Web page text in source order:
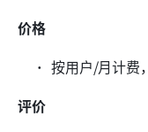
价格
按用户/月计费
评价